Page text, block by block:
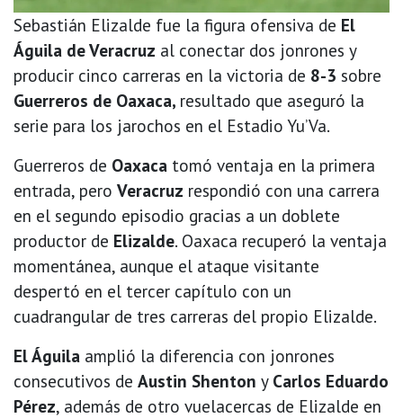
Sebastián Elizalde fue la figura ofensiva de El
Águila de Veracruz al conectar dos jonrones y
producir cinco carreras en la victoria de 8-3 sobre
Guerreros de Oaxaca, resultado que aseguró la
serie para los jarochos en el Estadio Yu’Va.
Guerreros de Oaxaca tomó ventaja en la primera
entrada, pero Veracruz respondió con una carrera
en el segundo episodio gracias a un doblete
productor de Elizalde. Oaxaca recuperó la ventaja
momentánea, aunque el ataque visitante
despertó en el tercer capítulo con un
cuadrangular de tres carreras del propio Elizalde.
El Águila amplió la diferencia con jonrones
consecutivos de Austin Shenton y Carlos Eduardo
Pérez, además de otro vuelacercas de Elizalde en